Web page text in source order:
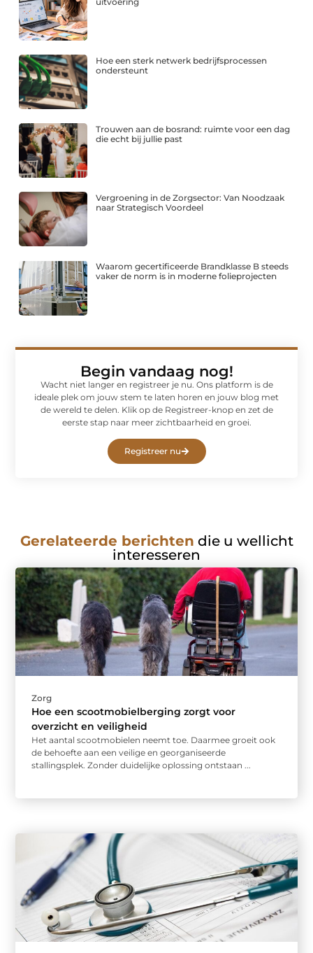
Hoe een sterk netwerk bedrijfsprocessen
ondersteunt
Trouwen aan de bosrand: ruimte voor een dag
die echt bij jullie past
Vergroening in de Zorgsector: Van Noodzaak
naar Strategisch Voordeel
Waarom gecertificeerde Brandklasse B steeds
vaker de norm is in moderne folieprojecten
Begin vandaag nog!
Wacht niet langer en registreer je nu. Ons platform is de
ideale plek om jouw stem te laten horen en jouw blog met
de wereld te delen. Klik op de Registreer-knop en zet de
eerste stap naar meer zichtbaarheid en groei.
Registreer nu
Gerelateerde berichten die u wellicht
interesseren
Zorg
Hoe een scootmobielberging zorgt voor
overzicht en veiligheid
Het aantal scootmobielen neemt toe. Daarmee groeit ook
de behoefte aan een veilige en georganiseerde
stallingsplek. Zonder duidelijke oplossing ontstaan ...